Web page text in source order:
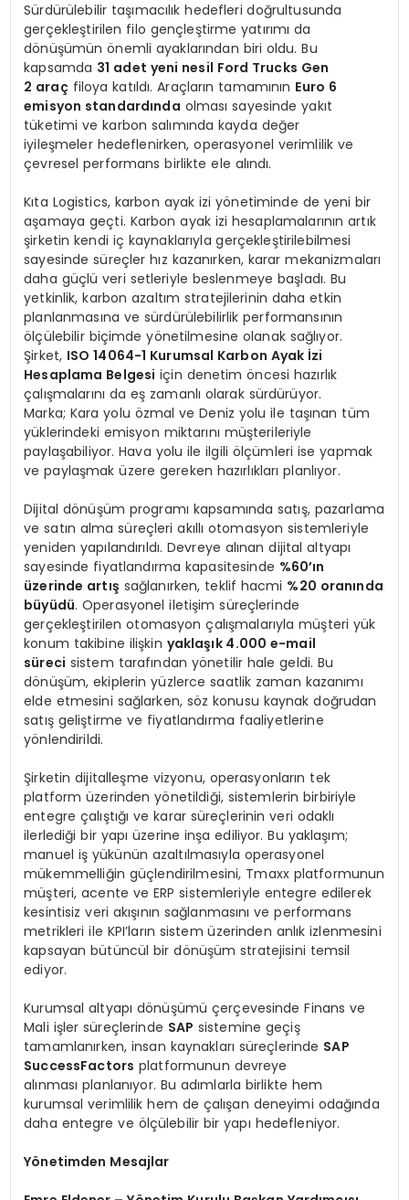
Sürdürülebilir taşımacılık hedefleri doğrultusunda
gerçekleştirilen filo gençleştirme yatırımı da
dönüşümün önemli ayaklarından biri oldu. Bu
kapsamda 31 adet yeni nesil Ford Trucks Gen
2 araç filoya katıldı. Araçların tamamının Euro 6
emisyon standardında olması sayesinde yakıt
tüketimi ve karbon salımında kayda değer
iyileşmeler hedeflenirken, operasyonel verimlilik ve
çevresel performans birlikte ele alındı.
Kıta Logistics, karbon ayak izi yönetiminde de yeni bir
aşamaya geçti. Karbon ayak izi hesaplamalarının artık
şirketin kendi iç kaynaklarıyla gerçekleştirilebilmesi
sayesinde süreçler hız kazanırken, karar mekanizmaları
daha güçlü veri setleriyle beslenmeye başladı. Bu
yetkinlik, karbon azaltım stratejilerinin daha etkin
planlanmasına ve sürdürülebilirlik performansının
ölçülebilir biçimde yönetilmesine olanak sağlıyor.
Şirket, ISO 14064-1 Kurumsal Karbon Ayak İzi
Hesaplama Belgesi için denetim öncesi hazırlık
çalışmalarını da eş zamanlı olarak sürdürüyor.
Marka; Kara yolu özmal ve Deniz yolu ile taşınan tüm
yüklerindeki emisyon miktarını müşterileriyle
paylaşabiliyor. Hava yolu ile ilgili ölçümleri ise yapmak
ve paylaşmak üzere gereken hazırlıkları planlıyor.
Dijital dönüşüm programı kapsamında satış, pazarlama
ve satın alma süreçleri akıllı otomasyon sistemleriyle
yeniden yapılandırıldı. Devreye alınan dijital altyapı
sayesinde fiyatlandırma kapasitesinde %60’ın
üzerinde artış sağlanırken, teklif hacmi %20 oranında
büyüdü. Operasyonel iletişim süreçlerinde
gerçekleştirilen otomasyon çalışmalarıyla müşteri yük
konum takibine ilişkin yaklaşık 4.000 e-mail
süreci sistem tarafından yönetilir hale geldi. Bu
dönüşüm, ekiplerin yüzlerce saatlik zaman kazanımı
elde etmesini sağlarken, söz konusu kaynak doğrudan
satış geliştirme ve fiyatlandırma faaliyetlerine
yönlendirildi.
Şirketin dijitalleşme vizyonu, operasyonların tek
platform üzerinden yönetildiği, sistemlerin birbiriyle
entegre çalıştığı ve karar süreçlerinin veri odaklı
ilerlediği bir yapı üzerine inşa ediliyor. Bu yaklaşım;
manuel iş yükünün azaltılmasıyla operasyonel
mükemmelliğin güçlendirilmesini, Tmaxx platformunun
müşteri, acente ve ERP sistemleriyle entegre edilerek
kesintisiz veri akışının sağlanmasını ve performans
metrikleri ile KPI’ların sistem üzerinden anlık izlenmesini
kapsayan bütüncül bir dönüşüm stratejisini temsil
ediyor.
Kurumsal altyapı dönüşümü çerçevesinde Finans ve
Mali işler süreçlerinde SAP sistemine geçiş
tamamlanırken, insan kaynakları süreçlerinde SAP
SuccessFactors platformunun devreye
alınması planlanıyor. Bu adımlarla birlikte hem
kurumsal verimlilik hem de çalışan deneyimi odağında
daha entegre ve ölçülebilir bir yapı hedefleniyor.
Yönetimden Mesajlar